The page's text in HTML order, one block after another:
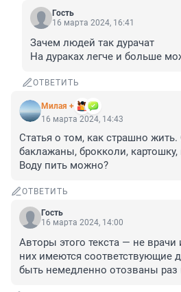
Гость
16 марта 2024, 16:41
Зачем людей так дурачат
На дураках легче и больше
ОТВЕТИТЬ
Милая +
16 марта 2024, 14:43
Статья о том, как страшно жить.
баклажаны, брокколи,
Воду пить можно?
ОТВЕТИТЬ
Гость
16 марта 2024, 14:00
Авторы этого текста — не
них имеются
быть немедленно отозваны раз